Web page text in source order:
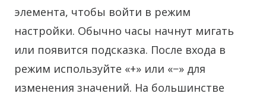
элемента, чтобы войти в режим
настройки. Обычно часы начнут мигать
или появится подсказка. После входа в
режим используйте «+» или «−» для
изменения значений. На большинстве